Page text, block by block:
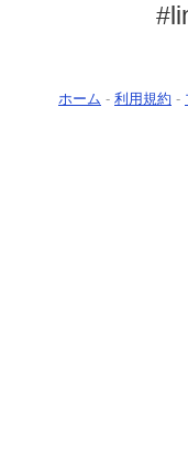
ホーム - 利用規約 -